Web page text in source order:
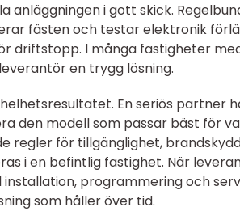
anläggningen i gott skick.
fästen och testar elektronik
driftstopp. I många fastigheter
en trygg lösning.
En seriös partner
den modell som passar bäst för
regler för tillgänglighet,
i en befintlig fastighet. När
programmering och
som håller över tid.